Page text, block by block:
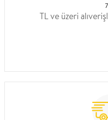
TL ve üzeri